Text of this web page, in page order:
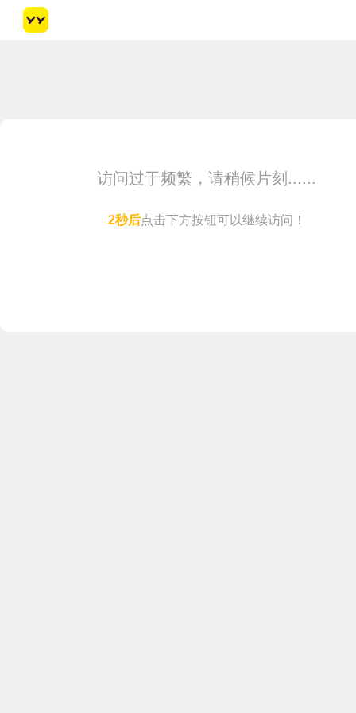
访问过于频繁，请稍候片刻......
1秒后点击下方按钮可以继续访问！